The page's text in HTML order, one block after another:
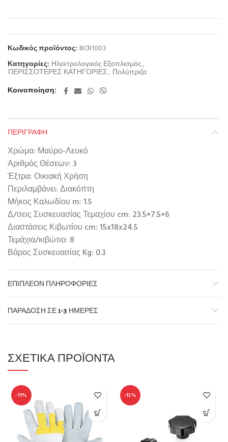
Κωδικός προϊόντος: BCR1003
Κατηγορίες: Ηλεκτρολογικός Εξοπλισμός,
ΠΕΡΙΣΣΟΤΕΡΕΣ ΚΑΤΗΓΟΡΙΕΣ, Πολύπριζα
Κοινοποίηση
ΠΕΡΙΓΡΑΦΉ
Χρώμα: Μαύρο-Λευκό
Αριθμός Θέσεων:3
Έξτρα:Οικιακή Χρήση
Περιλαμβάνει:Διακόπτη
Μήκος Καλωδίου m:1.5
Δ/σεις Συσκευασίας Τεμαχίου cm: 23.5×7.5×6
Διαστάσεις Κιβωτίου cm:15x18x24.5
Τεμάχια/κιβώτιο: 8
Βάρος Συσκευασίας Kg: 0.3
ΕΠΙΠΛΈΟΝ ΠΛΗΡΟΦΟΡΊΕΣ
ΠΑΡΆΔΟΣΗ ΣΕ 1-3 ΗΜΈΡΕΣ
ΣΧΕΤΙΚΆ ΠΡΟΪΌΝΤΑ
-11% -13%